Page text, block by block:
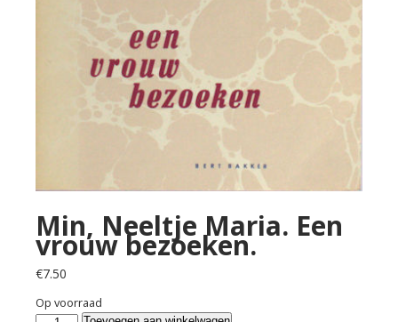
Min, Neeltje Maria. Een
vrouw bezoeken.
€7.50
Op voorraad